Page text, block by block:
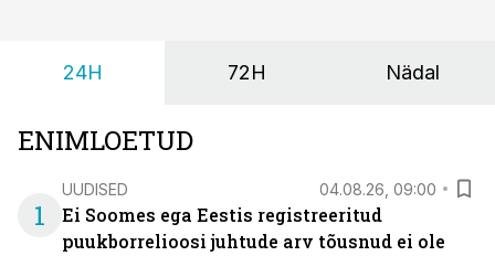
24H 72H Nädal
ENIMLOETUD
1
UUDISED 04.08.26, 09:00
Ei Soomes ega Eestis registreeritud
puukborrelioosi juhtude arv tõusnud ei ole